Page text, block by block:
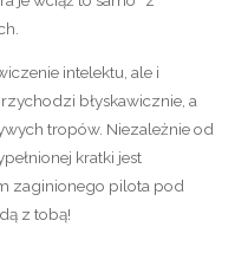
intelektu, ale i
błyskawicznie, a
tropów. Niezależnie od
kratki jest
zaginionego pilota pod
z tobą!